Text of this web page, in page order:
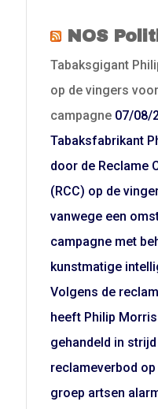
NOS
Tabaksgigant
op de vingers
campagne 07/08/
Tabaksfabrikant
door de Reclame
(RCC) op de
vanwege een
campagne met
kunstmatige
Volgens de
heeft Philip
gehandeld in
reclameverbod op
groep artsen